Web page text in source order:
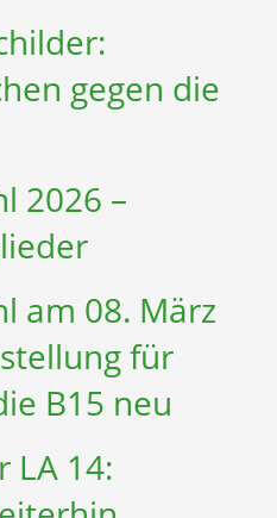
gegen die
2026 –
am 08. März
für
B15 neu
LA 14: